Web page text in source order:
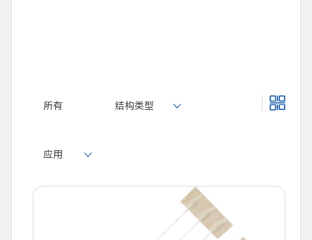
所有 结构类型
应用